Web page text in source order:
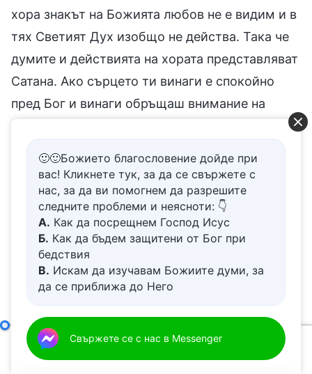
хора знакът на Божията любов не е видим и в
тях Светият Дух изобщо не действа. Така че
думите и действията на хората представляват
Сатана. Ако сърцето ти винаги е спокойно
пред Бог и винаги обръщаш внимание на
хората и нещата около теб, на това, което се
Божието бреме и винаги имаш сърце, което
благоговее пред Бог, тогава Бог често ще те
просвещава отвътре. В църквата има хора,
които са „надзиратели“: те се стремят да
наблюдават грешките на другите и след това
да им подражават. Те не са способни да
изпитват ненавист или отвращение към
сатанинските неща. Такива хора са изпълнени
🙂🙂Божието благословение дойде при
вас! Кликнете тук, за да се свържете с
нас, за да ви помогнем да разрешите
следните проблеми и неясноти: 👇
А. Как да посрещнем Господ Исус
Б. Как да бъдем защитени от Бог при
бедствия
В. Искам да изучавам Божиите думи, за
да се приближа до Него
живот
Д.Имам молба за молитва
Свържете се с нас в Messenger